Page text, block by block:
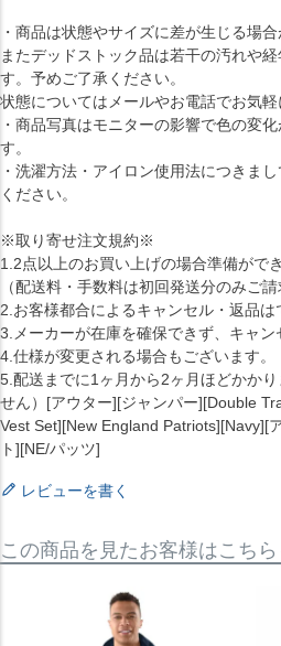
・商品は状態やサイズに差が生じる場合
またデッドストック品は若干の汚れや
す。予めご了承ください。
状態についてはメールやお電話でお気軽
・商品写真はモニターの影響で色の変
す。
・洗濯方法・アイロン使用法につきま
ください。
※取り寄せ注文規約※
1.2点以上のお買い上げの場合準備がで
（配送料・手数料は初回発送分のみご請
2.お客様都合によるキャンセル・返品は
3.メーカーが在庫を確保できず、キャン
4.仕様が変更される場合もございます。
5.配送までに1ヶ月から2ヶ月ほどかか
せん）[アウター][ジャンパー][Double
Vest Set][New England Patriots][Navy][
ト][NE/パッツ]
レビューを書く
この商品を見たお客様はこちら